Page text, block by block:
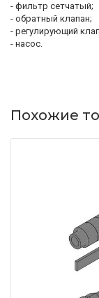
- фильтр сетчатый;
- обратный клапан;
- регулирующий
- насос.
Похожие